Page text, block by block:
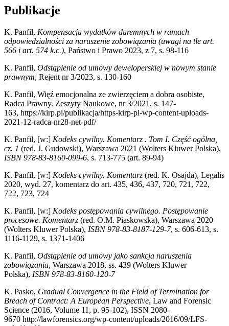
Publikacje
K. Panfil, Kompensacja wydatków daremnych w ramach
odpowiedzialności za naruszenie zobowiązania (uwagi na tle art.
566 i art. 574 k.c.), Państwo i Prawo 2023, z 7, s. 98-116
K. Panfil, Odstąpienie od umowy deweloperskiej w nowym stanie
prawnym, Rejent nr 3/2023, s. 130-160
K. Panfil, Więź emocjonalna ze zwierzęciem a dobra osobiste,
Radca Prawny. Zeszyty Naukowe, nr 3/2021, s. 147-
163, https://kirp.pl/publikacja/https-kirp-pl-wp-content-uploads-
2021-12-radca-nr28-net-pdf/
K. Panfil, [w:] Kodeks cywilny. Komentarz . Tom I. Część ogólna,
cz. 1 (red. J. Gudowski), Warszawa 2021 (Wolters Kluwer Polska),
ISBN 978-83-8160-099-6, s. 713-775 (art. 89-94)
K. Panfil, [w:] Kodeks cywilny. Komentarz (red. K. Osajda), Legalis
2020, wyd. 27, komentarz do art. 435, 436, 437, 720, 721, 722,
722, 723, 724
K. Panfil, [w:] Kodeks postępowania cywilnego. Postępowanie
procesowe. Komentarz (red. O.M. Piaskowska), Warszawa 2020
(Wolters Kluwer Polska), ISBN 978-83-8187-129-7, s. 606-613, s.
1116-1129, s. 1371-1406
K. Panfil, Odstąpienie od umowy jako sankcja naruszenia
zobowiązania, Warszawa 2018, ss. 439 (Wolters Kluwer
Polska), ISBN 978-83-8160-120-7
K. Pasko, Gradual Convergence in the Field of Termination for
Breach of Contract: A European Perspective, Law and Forensic
Science (2016, Volume 11, p. 95-102), ISSN 2080-
9670 http://lawforensics.org/wp-content/uploads/2016/09/LFS-